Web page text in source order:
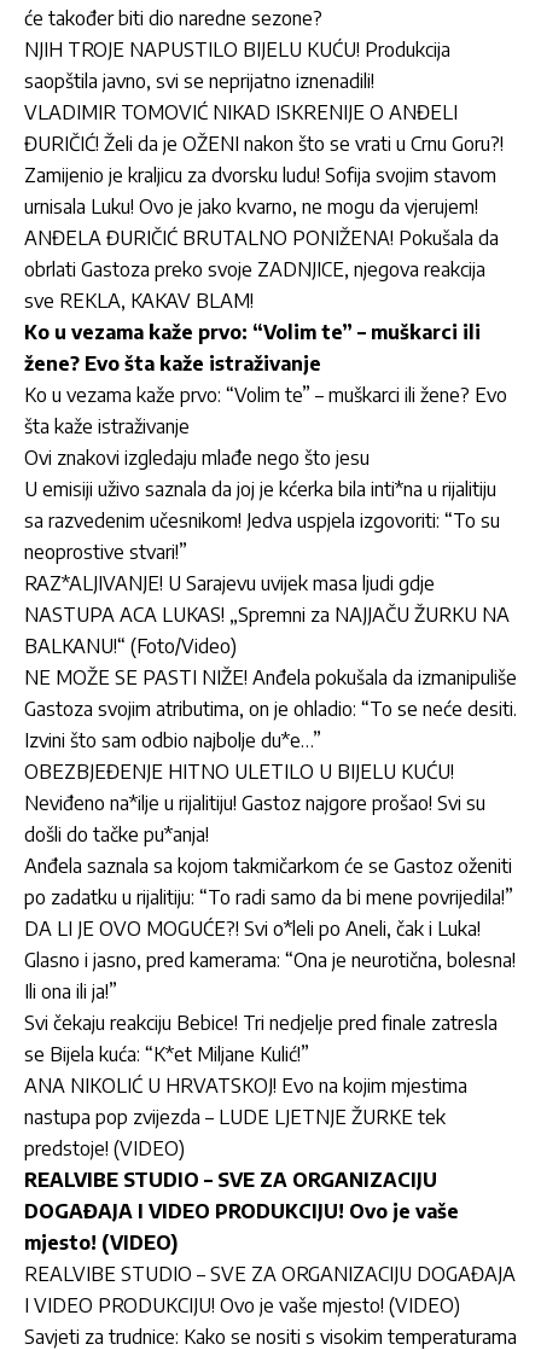
će također biti dio naredne sezone?
NJIH TROJE NAPUSTILO BIJELU KUĆU! Produkcija
saopštila javno, svi se neprijatno iznenadili!
VLADIMIR TOMOVIĆ NIKAD ISKRENIJE O ANĐELI
ĐURIČIĆ! Želi da je OŽENI nakon što se vrati u Crnu Goru?!
Zamijenio je kraljicu za dvorsku ludu! Sofija svojim stavom
urnisala Luku! Ovo je jako kvarno, ne mogu da vjerujem!
ANĐELA ĐURIČIĆ BRUTALNO PONIŽENA! Pokušala da
obrlati Gastoza preko svoje ZADNJICE, njegova reakcija
sve REKLA, KAKAV BLAM!
Ko u vezama kaže prvo: “Volim te” – muškarci ili
žene? Evo šta kaže istraživanje
Ko u vezama kaže prvo: “Volim te” – muškarci ili žene? Evo
šta kaže istraživanje
Ovi znakovi izgledaju mlađe nego što jesu
U emisiji uživo saznala da joj je kćerka bila inti*na u rijalitiju
sa razvedenim učesnikom! Jedva uspjela izgovoriti: “To su
neoprostive stvari!”
RAZ*ALJIVANJE! U Sarajevu uvijek masa ljudi gdje
NASTUPA ACA LUKAS! „Spremni za NAJJAČU ŽURKU NA
BALKANU!“ (Foto/Video)
NE MOŽE SE PASTI NIŽE! Anđela pokušala da izmanipuliše
Gastoza svojim atributima, on je ohladio: “To se neće desiti.
Izvini što sam odbio najbolje du*e…”
OBEZBJEĐENJE HITNO ULETILO U BIJELU KUĆU!
Neviđeno na*ilje u rijalitiju! Gastoz najgore prošao! Svi su
došli do tačke pu*anja!
Anđela saznala sa kojom takmičarkom će se Gastoz oženiti
po zadatku u rijalitiju: “To radi samo da bi mene povrijedila!”
DA LI JE OVO MOGUĆE?! Svi o*leli po Aneli, čak i Luka!
Glasno i jasno, pred kamerama: “Ona je neurotična, bolesna!
Ili ona ili ja!”
Svi čekaju reakciju Bebice! Tri nedjelje pred finale zatresla
se Bijela kuća: “K*et Miljane Kulić!”
ANA NIKOLIĆ U HRVATSKOJ! Evo na kojim mjestima
nastupa pop zvijezda – LUDE LJETNJE ŽURKE tek
predstoje! (VIDEO)
REALVIBE STUDIO – SVE ZA ORGANIZACIJU
DOGAĐAJA I VIDEO PRODUKCIJU! Ovo je vaše
mjesto! (VIDEO)
REALVIBE STUDIO – SVE ZA ORGANIZACIJU DOGAĐAJA
I VIDEO PRODUKCIJU! Ovo je vaše mjesto! (VIDEO)
Savjeti za trudnice: Kako se nositi s visokim temperaturama